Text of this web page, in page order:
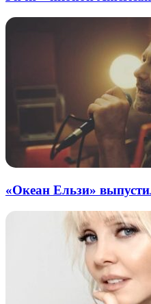
«Океан Ельзи»